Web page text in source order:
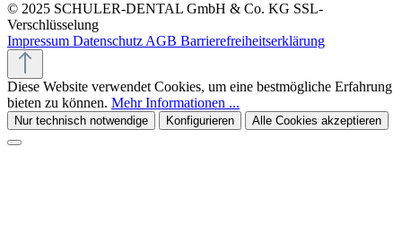
© 2025 SCHULER-DENTAL GmbH & Co. KG SSL-
Verschlüsselung
Impressum Datenschutz AGB Barrierefreiheitserklärung
Diese Website verwendet Cookies, um eine bestmögliche Erfahrung
bieten zu können. Mehr Informationen ...
Nur technisch notwendige Konfigurieren Alle Cookies akzeptieren